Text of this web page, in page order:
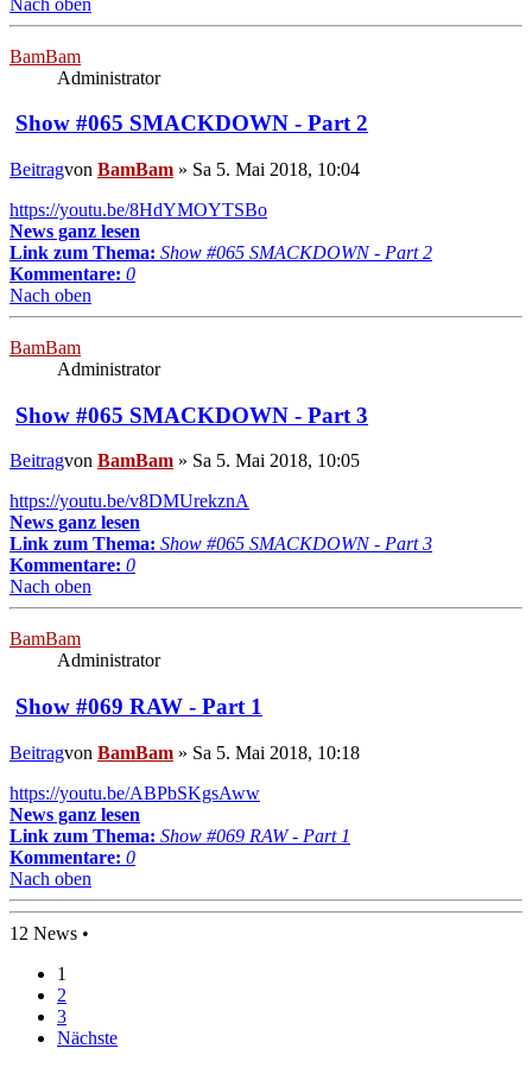
BamBam
Administrator
Show #065 SMACKDOWN - Part 2
Beitragvon BamBam » Sa 5. Mai 2018, 10:04
https://youtu.be/8HdYMOYTSBo
News ganz lesen
Link zum Thema: Show #065 SMACKDOWN - Part 2
Kommentare: 0
Nach oben
BamBam
Administrator
Show #065 SMACKDOWN - Part 3
Beitragvon BamBam » Sa 5. Mai 2018, 10:05
https://youtu.be/v8DMUrekznA
News ganz lesen
Link zum Thema: Show #065 SMACKDOWN - Part 3
Kommentare: 0
Nach oben
BamBam
Administrator
Show #069 RAW - Part 1
Beitragvon BamBam » Sa 5. Mai 2018, 10:18
https://youtu.be/ABPbSKgsAww
News ganz lesen
Link zum Thema: Show #069 RAW - Part 1
Kommentare: 0
Nach oben
12 News •
1
2
3
Nächste